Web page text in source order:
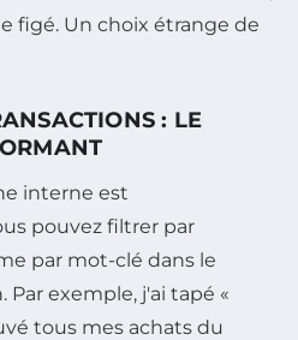
figé. Un choix étrange de
: LE
interne est
pouvez filtrer par
par mot-clé dans le
Par exemple, j'ai tapé «
tous mes achats du